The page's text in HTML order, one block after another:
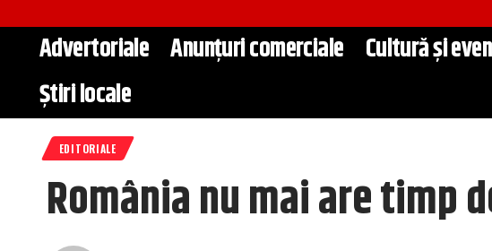
Advertoriale Anunțuri comerciale Cultură și
Știri locale
EDITORIALE
România nu mai are timp